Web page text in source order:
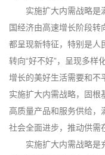
实施扩大内需战略是
国经济由高速增长阶段
都呈现新特征，特别是人
转向“好不好”，呈现多样
增长的美好生活需要和不
实施扩大内需战略，固根
高质量产品和服务供给，
社会全面进步，推动供需
实施扩大内需战略是